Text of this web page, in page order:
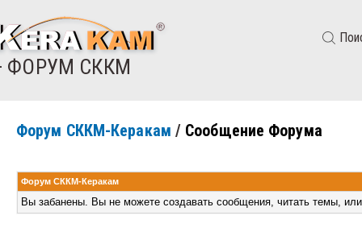
ФОРУМ СККМ
Форум СККМ-Керакам / Сообщение Форума
Форум СККМ-Керакам
Вы забанены. Вы не можете создавать сообщения, читать темы,